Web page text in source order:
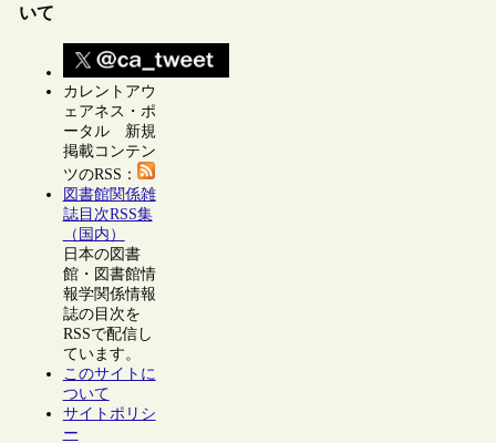
いて
カレントアウ
ェアネス・ポ
ータル 新規
掲載コンテン
ツのRSS：
図書館関係雑
誌目次RSS集
（国内）
日本の図書
館・図書館情
報学関係情報
誌の目次を
RSSで配信し
ています。
このサイトに
ついて
サイトポリシ
ー